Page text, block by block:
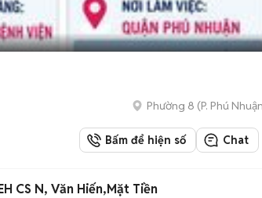
Phường 8 (P. Phú
Bấm để hiện số Chat
CS N, Văn Hiến,Mặt Tiền